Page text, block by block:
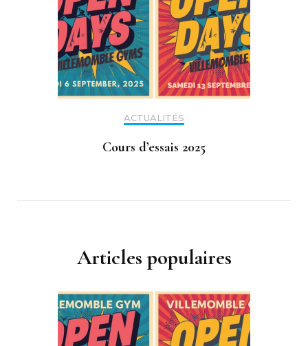
ACTUALITÉS
Cours d’essais 2025
Articles populaires